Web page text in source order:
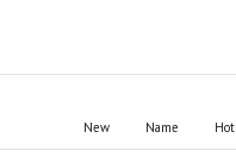
New Name Hot